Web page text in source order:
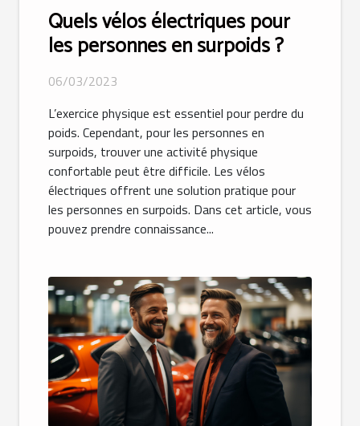
Quels vélos électriques pour
les personnes en surpoids ?
06/03/2023
L’exercice physique est essentiel pour perdre du
poids. Cependant, pour les personnes en
surpoids, trouver une activité physique
confortable peut être difficile. Les vélos
électriques offrent une solution pratique pour
les personnes en surpoids. Dans cet article, vous
pouvez prendre connaissance...